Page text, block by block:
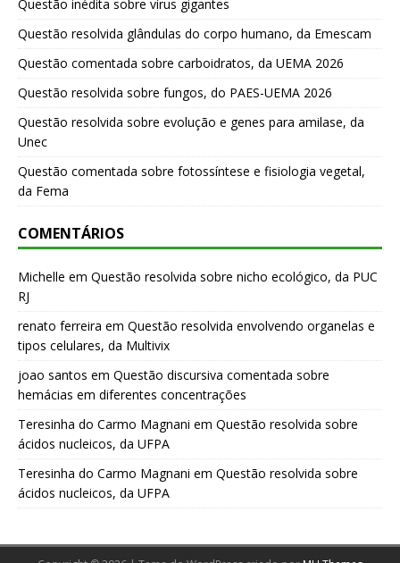
Questão inédita sobre vírus gigantes
Questão resolvida glândulas do corpo humano, da Emescam
Questão comentada sobre carboidratos, da UEMA 2026
Questão resolvida sobre fungos, do PAES-UEMA 2026
Questão resolvida sobre evolução e genes para amilase, da
Unec
Questão comentada sobre fotossíntese e fisiologia vegetal,
da Fema
COMENTÁRIOS
Michelle em Questão resolvida sobre nicho ecológico, da PUC
RJ
renato ferreira em Questão resolvida envolvendo organelas e
tipos celulares, da Multivix
joao santos em Questão discursiva comentada sobre
hemácias em diferentes concentrações
Teresinha do Carmo Magnani em Questão resolvida sobre
ácidos nucleicos, da UFPA
Teresinha do Carmo Magnani em Questão resolvida sobre
ácidos nucleicos, da UFPA